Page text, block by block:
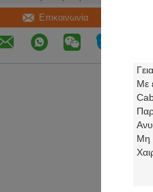
Επικοινωνία